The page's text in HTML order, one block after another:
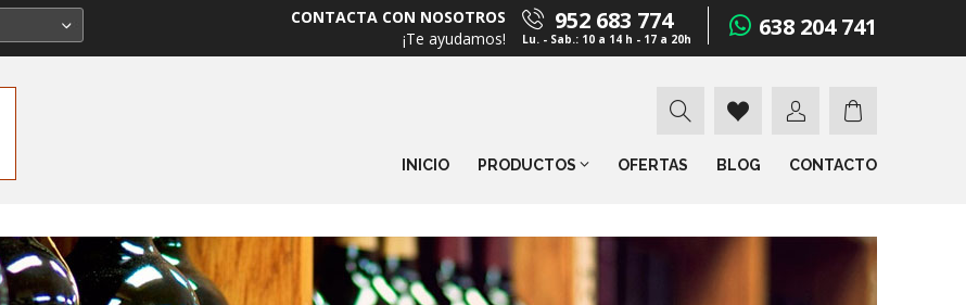
952 683 774
Lu. - Sab.: 10 a 14 h - 17 a 20h 638 204 741
CONTACTA CON NOSOTROS
¡Te ayudamos!
INICIO PRODUCTOS OFERTAS BLOG CONTACTO